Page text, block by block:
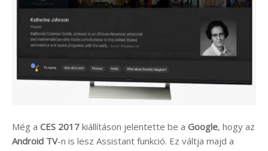
Még a CES 2017 kiállításon jelentette be a Google, hogy az
Android TV-n is lesz Assistant funkció. Ez váltja majd a